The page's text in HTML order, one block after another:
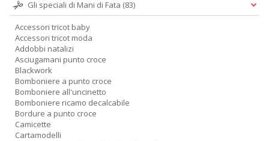
Gli speciali di Mani di Fata (83)
Accessori tricot baby
Accessori tricot moda
Addobbi natalizi
Asciugamani punto croce
Blackwork
Bomboniere a punto croce
Bomboniere all'uncinetto
Bomboniere ricamo decalcabile
Bordure a punto croce
Camicette
Cartamodelli